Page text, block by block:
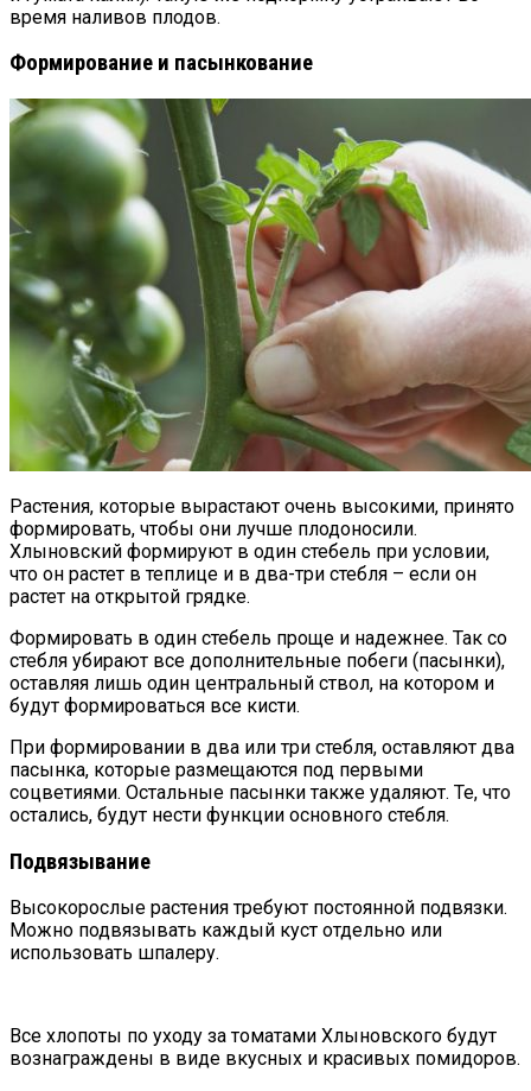
время наливов плодов.
Формирование и пасынкование
Растения, которые вырастают очень высокими, принято
формировать, чтобы они лучше плодоносили.
Хлыновский формируют в один стебель при условии,
что он растет в теплице и в два-три стебля – если он
растет на открытой грядке.
Формировать в один стебель проще и надежнее. Так со
стебля убирают все дополнительные побеги (пасынки),
оставляя лишь один центральный ствол, на котором и
будут формироваться все кисти.
При формировании в два или три стебля, оставляют два
пасынка, которые размещаются под первыми
соцветиями. Остальные пасынки также удаляют. Те, что
остались, будут нести функции основного стебля.
Подвязывание
Высокорослые растения требуют постоянной подвязки.
Можно подвязывать каждый куст отдельно или
использовать шпалеру.
Все хлопоты по уходу за томатами Хлыновского будут
вознаграждены в виде вкусных и красивых помидоров.